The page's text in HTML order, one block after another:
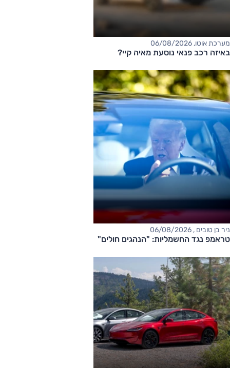
מערכת אוטו, 06/08/2026
באיזה רכב פנאי נוסעת מאיה קיי?
ניר בן טובים , 06/08/2026
טראמפ נגד החשמליות: "הנהגים חולים"